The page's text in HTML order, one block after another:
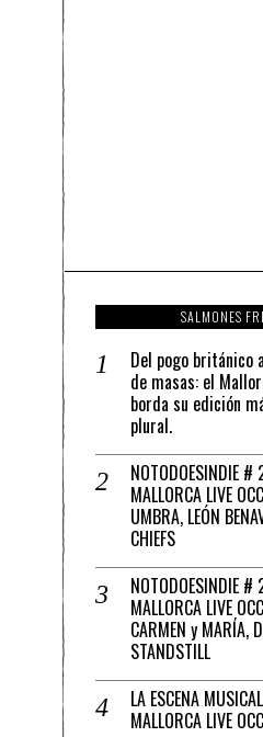
SALMONES
Del pogo británico
de masas: el
borda su edición
plural.
NOTODOESINDIE #
MALLORCA LIVE
UMBRA, LEÓN
CHIEFS
NOTODOESINDIE #
MALLORCA LIVE
CARMEN y MARÍA,
STANDSTILL
LA ESCENA
MALLORCA LIVE